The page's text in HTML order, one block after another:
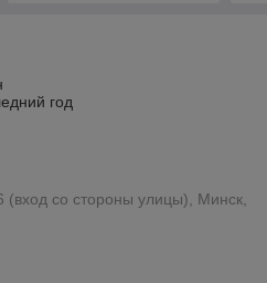
год
(вход со стороны улицы), Минск,